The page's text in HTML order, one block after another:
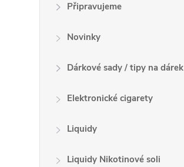
Připravujeme
Novinky
Dárkové sady / tipy na dárek
Elektronické cigarety
Liquidy
Liquidy Nikotinové soli